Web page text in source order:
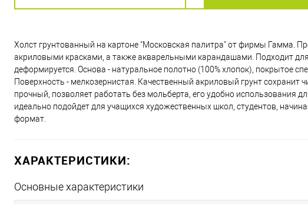
Холст грунтованный на картоне "Московская палитра" от фирмы Гамма.
акриловыми красками, а также акварельными карандашами. Подходит
деформируется. Основа - натуральное полотно (100% хлопок), покрытое
Поверхность - мелкозернистая. Качественный акриловый грунт сохранит
прочный, позволяет работать без мольберта, его удобно использования
идеально подойдет для учащихся художественных школ, студентов,
формат.
ХАРАКТЕРИСТИКИ:
Основные характеристики